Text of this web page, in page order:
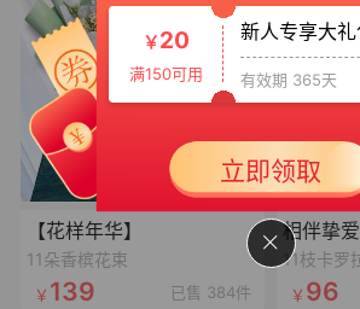
【花样年华】
11朵香槟花束
139 已售 384件
相伴挚爱
96
满150可用
￥30
满199可用
新人大礼包
有效期 365天
立即领取